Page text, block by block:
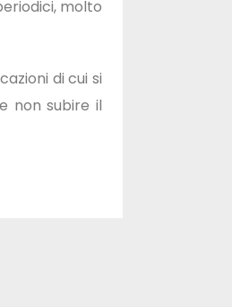
molto
di cui si
non subire il